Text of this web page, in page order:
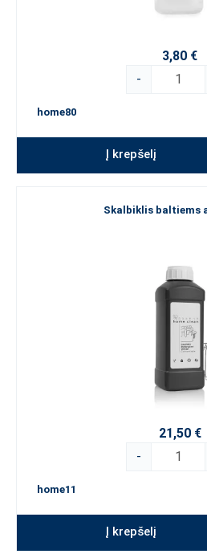
3,80 €
-
home80
Į krepšelį
Skalbiklis baltiems
21,50 €
-
home11
Į krepšelį